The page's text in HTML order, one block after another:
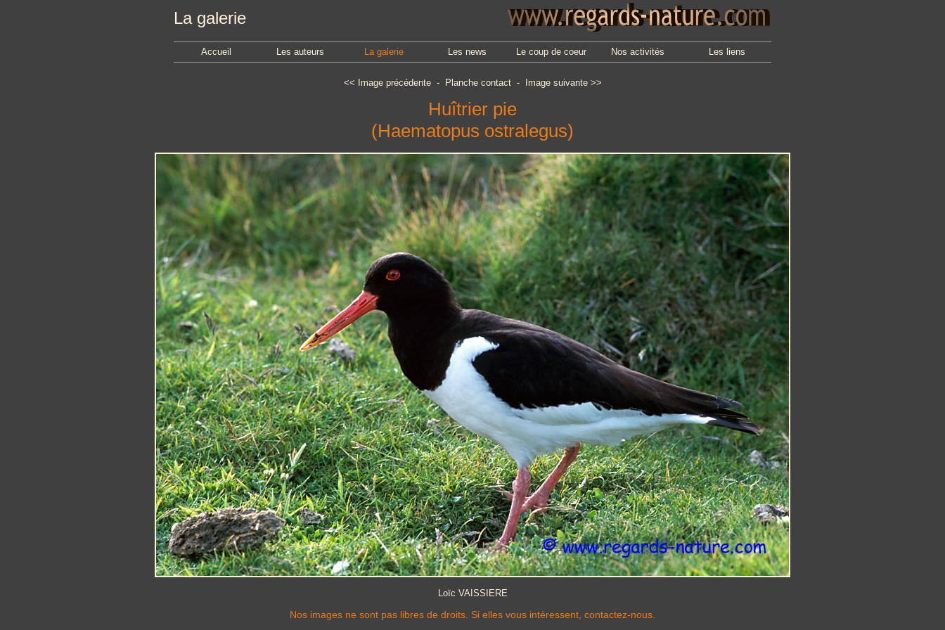
La galerie
Accueil Les auteurs La galerie Les news Le coup de coeur Nos activités Les liens
<< Image précédente- Planche contact- Image suivante>>
Huîtrier pie
(Haematopus ostralegus)
Loïc VAISSIERE
Nos images ne sont pas libres de droits. Si elles vous intéressent, contactez-nous.